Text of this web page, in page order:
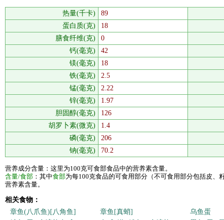
热量(千卡)
89
蛋白质(克)
18
膳食纤维(克)
0
钙(毫克)
42
镁(毫克)
18
铁(毫克)
2.5
锰(毫克)
2.22
锌(毫克)
1.97
胆固醇(毫克)
126
胡罗卜素(微克)
1.4
磷(毫克)
206
钠(毫克)
70.2
营养成分含量：这里为100克可食部食品中的营养素含量。
含量/食部 ：其中食部为每100克食品的可食用部分（不可食用部分包括皮、
营养素含量。
相关食物：
章鱼(八爪鱼)[八角鱼]
章鱼[真蛸]
乌鱼蛋